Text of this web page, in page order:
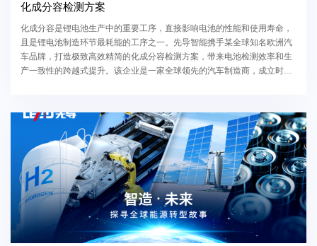
化成分容检测方案
化成分容是锂电池生产中的重要工序，直接影响电池的性能和使用寿命，
且是锂电池制造环节最耗能的工序之一。先导智能携手某全球知名欧洲汽
车品牌，打造极致高效精简的化成分容检测方案，带来电池检测效率和生
产一致性的跨越式提升。该企业是一家全球领先的汽车制造商，成立时间